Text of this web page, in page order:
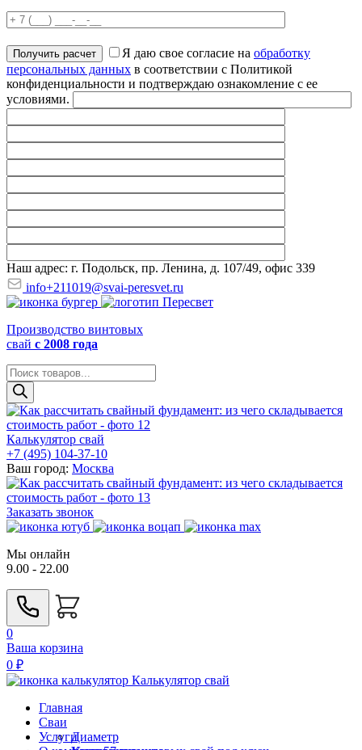
Я даю свое согласие на обработку
персональных данных в соответствии с Политикой
конфиденциальности и подтверждаю ознакомление с ее
условиями.
Наш адрес: г. Подольск, пр. Ленина, д. 107/49, офис 339
info+211019@svai-peresvet.ru
Производство винтовых
свай с 2008 года
Поиск
товаров
Калькулятор свай
+7 (495) 104-37-10
Ваш город: Москва
Заказать звонок
Мы онлайн
9.00 - 22.00
0
Ваша корзина
0 ₽
Калькулятор свай
Главная
Сваи
Диаметр
Услуги